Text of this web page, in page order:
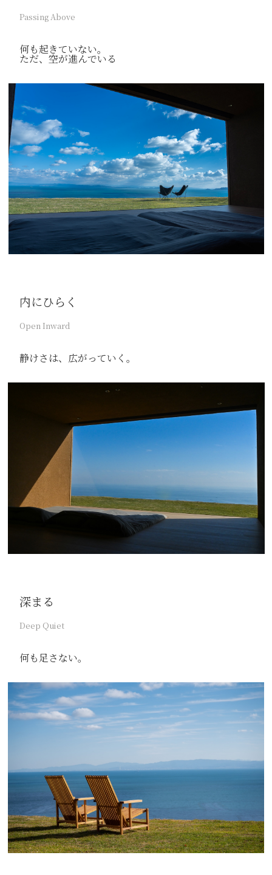
Passing Above
何も起きていない。
ただ、空が進んでいる
内にひらく
Open Inward
静けさは、広がっていく。
深まる
Deep Quiet
何も足さない。